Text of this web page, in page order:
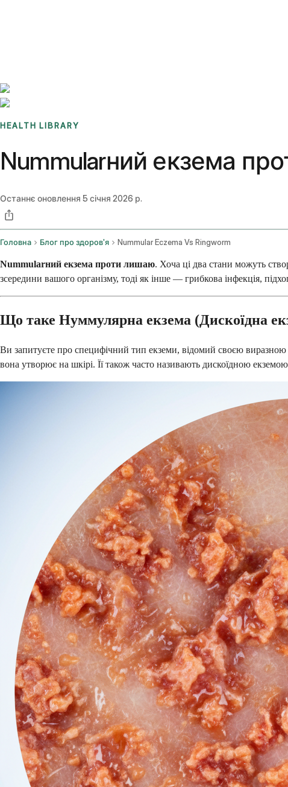
HEALTH LIBRARY
Nummularний екзема
Останнє оновлення 5 січня 2026 р.
Головна Блог про здоров'я Nummular Eczema Vs Ringworm
Nummularний екзема проти лишаю. Хоча ці два стани можуть
зсередини вашого організму, тоді як інше — грибкова інфекція,
Що таке Нуммулярна екзема (Дискоїдна
Ви запитуєте про специфічний тип екземи, відомий своєю
вона утворює на шкірі. Її також часто називають дискоїдною